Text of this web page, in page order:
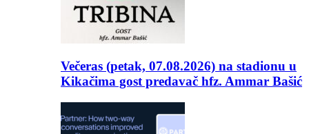
Večeras (petak, 07.08.2026) na stadionu u
Kikačima gost predavač hfz. Ammar Bašić